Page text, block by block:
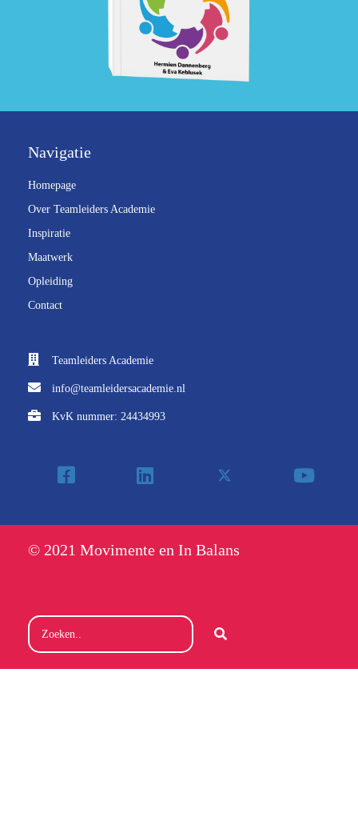
Navigatie
Homepage
Over Teamleiders Academie
Inspiratie
Maatwerk
Opleiding
Contact
Teamleiders Academie
info@teamleidersacademie.nl
KvK nummer: 24434993
© 2021 Movimente en In Balans